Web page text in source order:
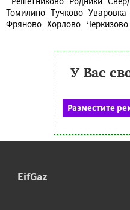
Томилино Тучково Уваровка
Фряново Хорлово Черкизово
У Вас
Разместите
EifGaz